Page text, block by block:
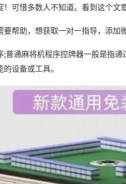
！可惜多数人不知道。看到这个文
要帮助，想获取一对一指导，添加
;普通麻将机程序控牌器一般是指
设备或工具。